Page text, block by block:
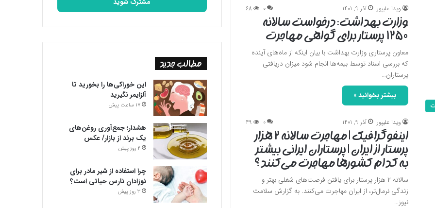
ویدا علیپور آذر 9, 1401 0
68
وزارت بهداشت: درخواست سالانه
۱۲۵۰ پرستار برای گواهی مهاجرت
معاون پرستاری وزارت بهداشت با بیان اینکه از ماه‌های آینده
که بررسی اسناد توسط بیمه‌ها انجام شود میزان دریافتی
پرستاران…
بیشتر بخوانید »
ویدا علیپور آذر 9, 1401 0
49
اینفوگرافیک | مهاجرت سالانه ۲ هزار
پرستار از ایران | پرستاران ایرانی بیشتر
به کدام کشورها مهاجرت می‌کنند؟
سالانه ۲ هزار پرستار برای یافتن فرصت‌های شغلی بهتر و
زندگی نرمال‌تر، از ایران مهاجرت می‌کنند. به گزارش سلامت
نیوز…
وارد
مطالب جدید
این خوراکی‌ها را بخورید تا
آلزایمر نگیرید
17 ساعت پیش
هشدار؛ جمع‌آوری روغن‌های
یک برند از بازار/ عکس
2 روز پیش
چرا استفاده از شیر مادر برای
نوزادان نارس حیاتی است؟
3 روز پیش